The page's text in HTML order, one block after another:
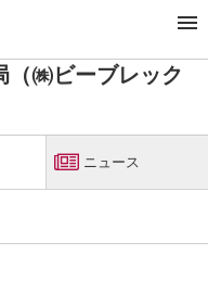
ら編集局（㈱ビーブレックス）
㈱ビーブレック
ニュース